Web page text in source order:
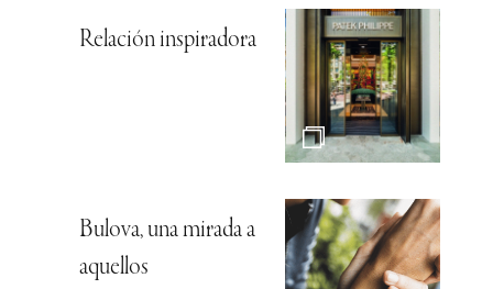
Relación inspiradora
Bulova, una mirada a
aquellos